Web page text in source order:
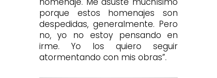
porque estos homenajes son
despedidas, generalmente. Pero
no, yo no estoy pensando en
irme. Yo los quiero seguir
atormentando con mis obras”.